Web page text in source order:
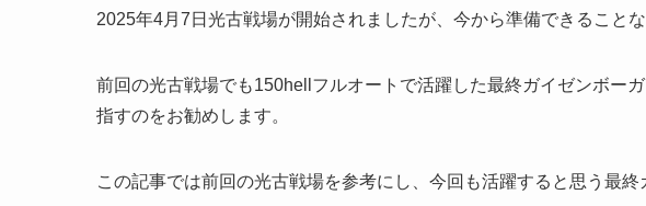
2025年4月7日光古戦場が開始されましたが、今から準備できること
前回の光古戦場でも150hellフルオートで活躍した最終ガイゼンボー
指すのをお勧めします。
この記事では前回の光古戦場を参考にし、今回も活躍すると思う最終